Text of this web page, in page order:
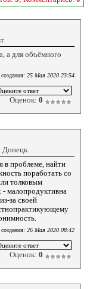
а для объёмного
25 Мая 2020 23:54
Оценок: 0
Донецк.
в проблеме, найти
поработать со
толковым
малопродуктивна
за своей
26 Мая 2020 08:42
Оценок: 0